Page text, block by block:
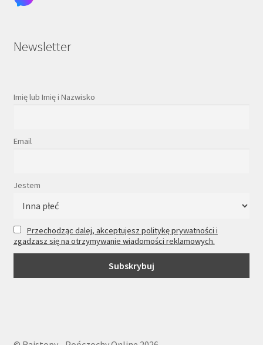
Newsletter
Imię lub Imię i Nazwisko
Email
Jestem
Przechodząc dalej, akceptujesz politykę prywatności i
zgadzasz się na otrzymywanie wiadomości reklamowych.